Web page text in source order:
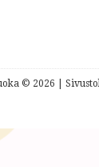
© 2026 |